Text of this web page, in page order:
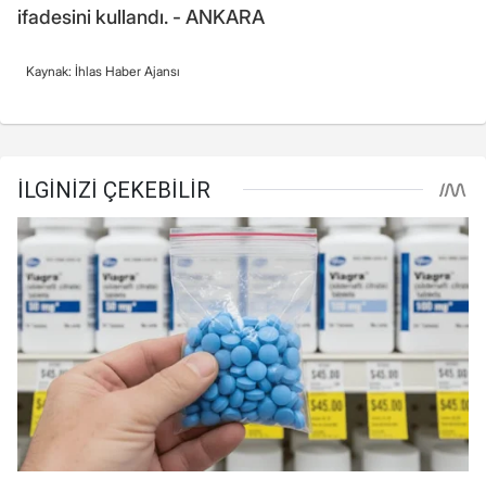
ifadesini kullandı. - ANKARA
Kaynak: İhlas Haber Ajansı